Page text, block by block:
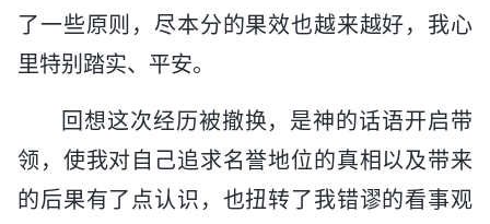
了一些原则，尽本分的果效也越来越好，我心
里特别踏实、平安。
回想这次经历被撤换，是神的话语开启带
领，使我对自己追求名誉地位的真相以及带来
的后果有了点认识，也扭转了我错谬的看事观